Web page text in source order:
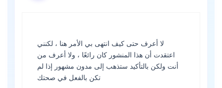
لا أعرف حتى كيف انتهى بي الأمر هنا ، لكنني
اعتقدت أن هذا المنشور كان رائعًا ، ولا أعرف من
أنت ولكن بالتأكيد ستذهب إلى مدون مشهور إذا لم
تكن بالفعل في صحتك